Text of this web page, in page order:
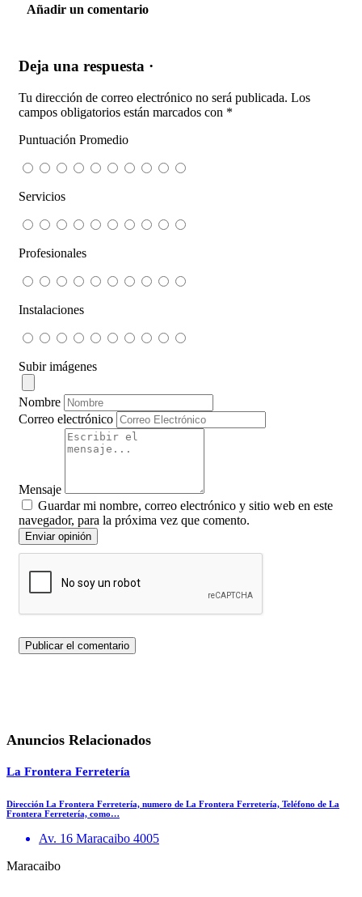
Añadir un comentario
Deja una respuesta ·
Tu dirección de correo electrónico no será publicada. Los
campos obligatorios están marcados con *
Puntuación Promedio
Servicios
Profesionales
Instalaciones
Subir imágenes
Nombre
Correo electrónico
Mensaje
Guardar mi nombre, correo electrónico y sitio web en este
navegador, para la próxima vez que comento.
Enviar opinión
Anuncios Relacionados
La Frontera Ferretería
Dirección La Frontera Ferretería, numero de La Frontera Ferretería, Teléfono de La
Frontera Ferretería, como…
Av. 16 Maracaibo 4005
Maracaibo